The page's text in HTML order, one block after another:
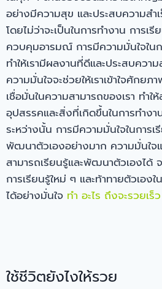
อย่างมีความสุข และประสบความสำ
โดยไม่ว่าจะเป็นในการทำงาน การเ
ควบคุมอารมณ์ การมีความมั่นใจใน
ทำให้เรามีผลงานที่ดีและประสบความ
ความมั่นใจจะช่วยให้เราเข้าใจศักย
เชื่อมั่นในความสามารถของเรา ทำใ
อุปสรรคและสิ่งที่เกิดขึ้นในการทำง
ระหว่างนั้น การมีความมั่นใจในการ
พัฒนาตัวเองอย่างมาก ความมั่นใจแ
สามารถเรียนรู้และพัฒนาตัวเองได้
การเรียนรู้ใหม่ ๆ และท้าทายตัวเอง
ได้อย่างมั่นใจ ทํา อะไร ถึงจะรวยเร็ว
ใช้ชีวิตยังไงให้รวย